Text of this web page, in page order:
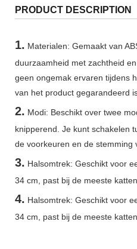
PRODUCT DESCRIPTION
1. Materialen: Gemaakt van
duurzaamheid met zachtheid
geen ongemak ervaren tijdens
van het product gegarandeerd
2. Modi: Beschikt over twee
knipperend. Je kunt schakelen
de voorkeuren en de stemming
3. Halsomtrek: Geschikt voor
34 cm, past bij de meeste katten.
4. Halsomtrek: Geschikt voor
34 cm, past bij de meeste katten.